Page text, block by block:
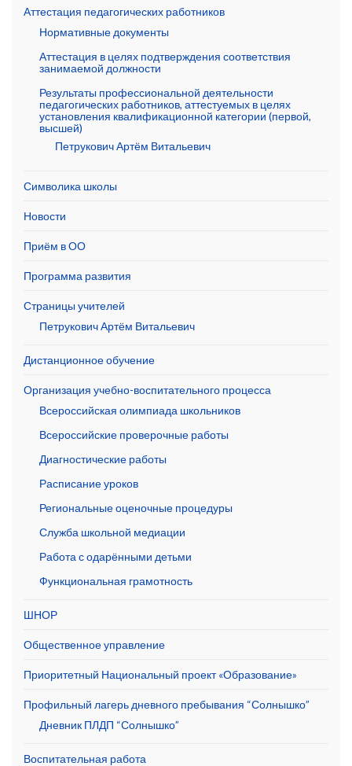
Аттестация педагогических работников
Нормативные документы
Аттестация в целях подтверждения соответствия
занимаемой должности
Результаты профессиональной деятельности
педагогических работников, аттестуемых в целях
установления квалификационной категории (первой,
высшей)
Петрукович Артём Витальевич
Символика школы
Новости
Приём в ОО
Программа развития
Страницы учителей
Петрукович Артём Витальевич
Дистанционное обучение
Организация учебно-воспитательного процесса
Всероссийская олимпиада школьников
Всероссийские проверочные работы
Диагностические работы
Расписание уроков
Региональные оценочные процедуры
Служба школьной медиации
Работа с одарёнными детьми
Функциональная грамотность
ШНОР
Общественное управление
Приоритетный Национальный проект «Образование»
Профильный лагерь дневного пребывания “Солнышко”
Дневник ПЛДП “Солнышко”
Воспитательная работа